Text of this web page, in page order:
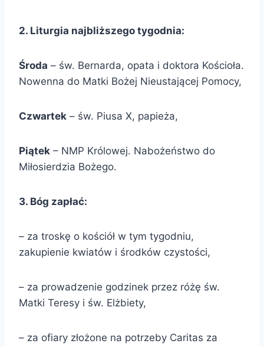
2. Liturgia najbliższego tygodnia:
Środa – św. Bernarda, opata i doktora Kościoła.
Nowenna do Matki Bożej Nieustającej Pomocy,
Czwartek – św. Piusa X, papieża,
Piątek – NMP Królowej. Nabożeństwo do
Miłosierdzia Bożego.
3. Bóg zapłać:
– za troskę o kościół w tym tygodniu,
zakupienie kwiatów i środków czystości,
– za prowadzenie godzinek przez różę św.
Matki Teresy i św. Elżbiety,
– za ofiary złożone na potrzeby Caritas za